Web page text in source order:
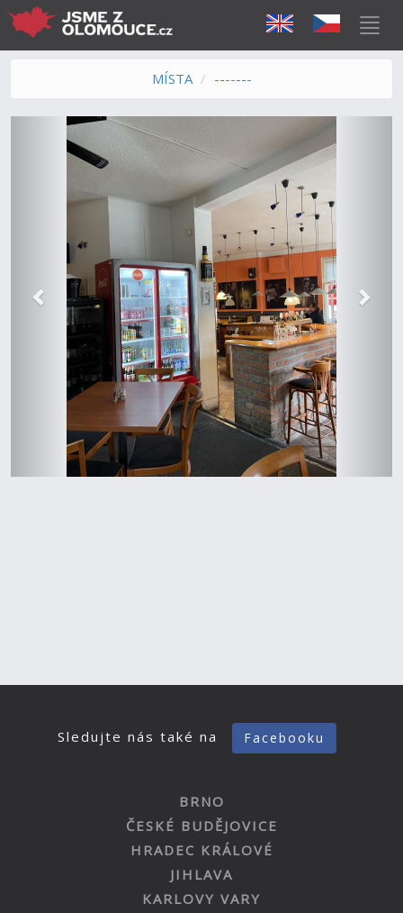
MÍSTA -------
Předchozí
Sledujte nás také na Facebooku
BRNO
ČESKÉ BUDĚJOVICE
HRADEC KRÁLOVÉ
JIHLAVA
KARLOVY VARY